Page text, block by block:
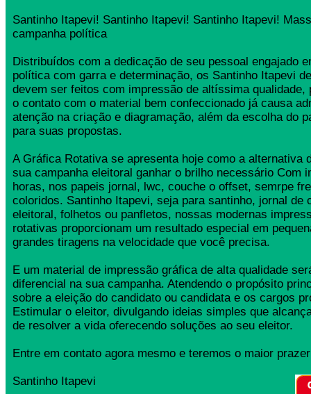
Santinho Itapevi! Santinho Itapevi! Santinho Itapevi!
campanha política
Distribuídos com a dedicação de seu pessoal engajado
política com garra e determinação, os Santinho Itapevi
devem ser feitos com impressão de altíssima qualidade,
o contato com o material bem confeccionado já causa
atenção na criação e diagramação, além da escolha do
para suas propostas.
A Gráfica Rotativa se apresenta hoje como a alternativa
sua campanha eleitoral ganhar o brilho necessário Com
horas, nos papeis jornal, lwc, couche o offset, semrpe
coloridos. Santinho Itapevi, seja para santinho, jornal de
eleitoral, folhetos ou panfletos, nossas modernas
rotativas proporcionam um resultado especial em
grandes tiragens na velocidade que você precisa.
E um material de impressão gráfica de alta qualidade
diferencial na sua campanha. Atendendo o propósito
sobre a eleição do candidato ou candidata e os cargos
Estimular o eleitor, divulgando ideias simples que
de resolver a vida oferecendo soluções ao seu eleitor.
Entre em contato agora mesmo e teremos o maior
Santinho Itapevi